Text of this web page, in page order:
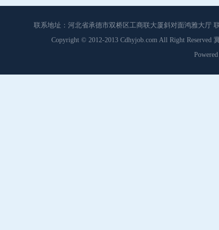
联系地址：河北省承德市双桥区工商联大厦斜对面鸿雅大厅
Copyright © 2012-2013 Cdhyjob.com All Right Reserved